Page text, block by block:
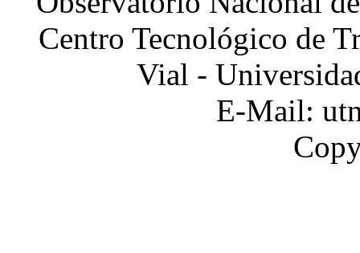
Centro Tecnológico de
Vial -
E-Mail: